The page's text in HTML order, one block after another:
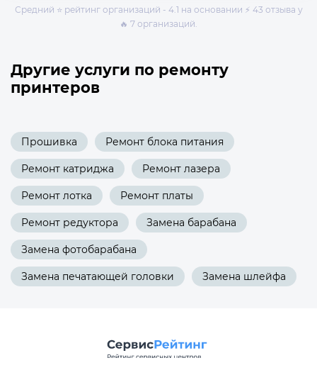
Средний ⭐ рейтинг организаций - 4.1 на основании ⚡ 43 отзыва у
🔥 7 организаций.
Другие услуги по ремонту
принтеров
Прошивка Ремонт блока питания
Ремонт катриджа Ремонт лазера
Ремонт лотка Ремонт платы
Ремонт редуктора Замена барабана
Замена фотобарабана
Замена печатающей головки Замена шлейфа